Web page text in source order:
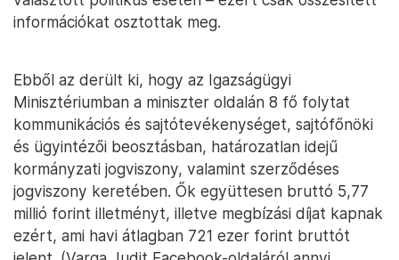
információkat osztottak meg.
Ebből az derült ki, hogy az Igazságügyi
Minisztériumban a miniszter oldalán 8 fő folytat
kommunikációs és sajtótevékenységet, sajtófőnöki
és ügyintézői beosztásban, határozatlan idejű
kormányzati jogviszony, valamint szerződéses
jogviszony keretében. Ők együttesen bruttó 5,77
millió forint illetményt, illetve megbízási díjat kapnak
ezért, ami havi átlagban 721 ezer forint bruttót